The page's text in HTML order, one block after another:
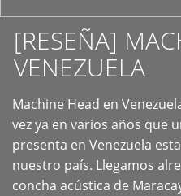
[RESEÑA]
VENEZUELA
Machine Head en
vez ya en varios años que
presenta en Venezuela
nuestro país. Llegamos
concha acústica de